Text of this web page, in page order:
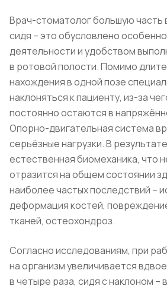
Врач-стоматолог большую часть
сидя – это обусловлено
деятельности и удобством
в ротовой полости. Помимо
нахождения в одной позе
наклоняться к пациенту, из-за
постоянно остаются в
Опорно-двигательная система
серьёзные нагрузки. В
естественная биомеханика, что
отразится на общем состоянии
наиболее частых последствий –
деформация костей,
тканей, остеохондроз.
Согласно исследованиям, при
на организм увеличивается
в четыре раза, сидя с наклоном –